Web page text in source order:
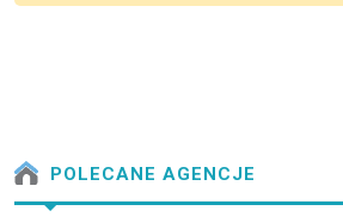
POLECANE AGENCJE